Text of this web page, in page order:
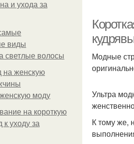
и ухода за
виды
светлые волосы
на женскую
моду
на короткую
к уходу за
Модные
Ультра
К тому же,